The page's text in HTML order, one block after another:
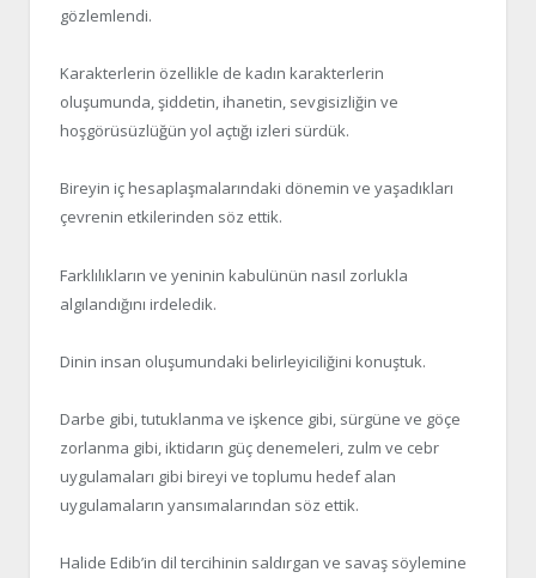
gözlemlendi.
Karakterlerin özellikle de kadın karakterlerin
oluşumunda, şiddetin, ihanetin, sevgisizliğin ve
hoşgörüsüzlüğün yol açtığı izleri sürdük.
Bireyin iç hesaplaşmalarındaki dönemin ve yaşadıkları
çevrenin etkilerinden söz ettik.
Farklılıkların ve yeninin kabulünün nasıl zorlukla
algılandığını irdeledik.
Dinin insan oluşumundaki belirleyiciliğini konuştuk.
Darbe gibi, tutuklanma ve işkence gibi, sürgüne ve göçe
zorlanma gibi, iktidarın güç denemeleri, zulm ve cebr
uygulamaları gibi bireyi ve toplumu hedef alan
uygulamaların yansımalarından söz ettik.
Halide Edib’in dil tercihinin saldırgan ve savaş söylemine